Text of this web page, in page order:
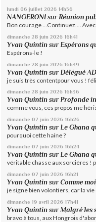
lundi 06 juillet 2026 14h56
NANGERONI surRéunion
Bon courage ...Continuez....
dimanche 28 juin 2026 16h41
Yvan Quintin surEspérons
Espérons-le !
dimanche 28 juin 2026 16h39
Yvan Quintin surDélégué
je suis très contentpour vous !
dimanche 28 juin 2026 16h36
Yvan Quintin surProfonde
comme vous, ces propos me
dimanche 07 juin 2026 16h26
Yvan Quintin sur Le Ghana
pourquoi cette haine ?
dimanche 07 juin 2026 16h24
Yvan Quintin surLe Ghana
véritable chasse aux sorcières !
dimanche 07 juin 2026 16h21
Yvan Quintin surComme
je signe bien volontiers, car la
dimanche 19 avril 2026 17h41
Yvan Quintin surMalgré les
bravo à tous, aux Hongrois